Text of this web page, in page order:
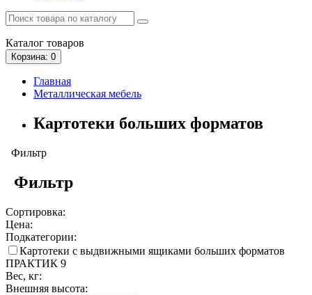
Каталог товаров
Корзина: 0
Главная
Металлическая мебель
Картотеки больших форматов
Фильтр
Фильтр
Сортировка:
Цена:
Подкатегории:
Картотеки с выдвижными ящиками больших форматов
ПРАКТИК 9
Вес, кг:
Внешняя высота: